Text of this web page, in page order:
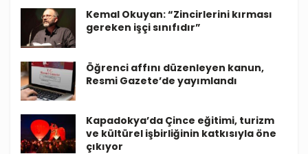
Kemal Okuyan: “Zincirlerini kırması
gereken işçi sınıfıdır”
Öğrenci affını düzenleyen kanun,
Resmi Gazete’de yayımlandı
Kapadokya’da Çince eğitimi, turizm
ve kültürel işbirliğinin katkısıyla öne
çıkıyor